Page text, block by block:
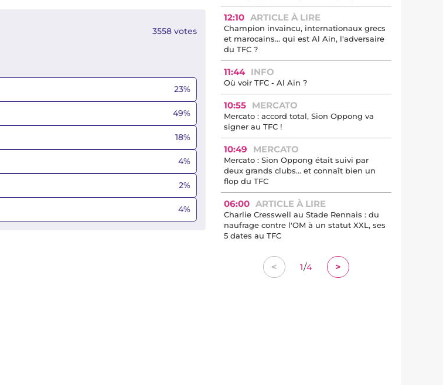
3558 votes
23%
49%
18%
4%
2%
4%
12:10 ARTICLE À LIRE
Champion invaincu, internationaux grecs
et marocains… qui est Al Ain, l'adversaire
du TFC ?
11:44 INFO
Où voir TFC - Al Ain ?
10:55 MERCATO
Mercato : accord total, Sion Oppong va
signer au TFC !
10:49 MERCATO
Mercato : Sion Oppong était suivi par
deux grands clubs... et connaît bien un
flop du TFC
06:00 ARTICLE À LIRE
Charlie Cresswell au Stade Rennais : du
naufrage contre l'OM à un statut XXL, ses
5 dates au TFC
< 1/4 >